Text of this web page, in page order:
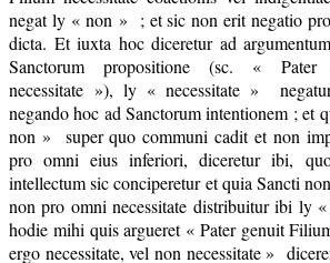
negat ly « non » ; et sic non erit negatio
dicta. Et iuxta hoc diceretur ad
Sanctorum propositione (sc. «
necessitate »), ly « necessitate »
negando hoc ad Sanctorum intentionem ; et
non » super quo communi cadit et non
pro omni eius inferiori, diceretur ibi,
intellectum sic conciperetur et quia Sancti
non pro omni necessitate distribuitur ibi ly
hodie mihi quis argueret « Pater genuit
ergo necessitate, vel non necessitate »